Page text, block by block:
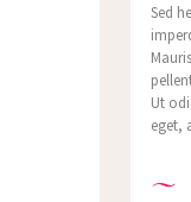
Sed
Ut
eget,